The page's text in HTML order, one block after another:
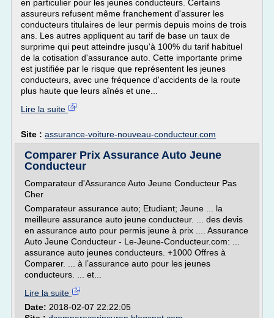
en particulier pour les jeunes conducteurs. Certains
assureurs refusent même franchement d'assurer les
conducteurs titulaires de leur permis depuis moins de trois
ans. Les autres appliquent au tarif de base un taux de
surprime qui peut atteindre jusqu'à 100% du tarif habituel
de la cotisation d'assurance auto. Cette importante prime
est justifiée par le risque que représentent les jeunes
conducteurs, avec une fréquence d'accidents de la route
plus haute que leurs aînés et une...
Lire la suite
Site : assurance-voiture-nouveau-conducteur.com
Comparer Prix Assurance Auto Jeune
Conducteur
Comparateur d'Assurance Auto Jeune Conducteur Pas
Cher
Comparateur assurance auto; Etudiant; Jeune ... la
meilleure assurance auto jeune conducteur. ... des devis
en assurance auto pour permis jeune à prix .... Assurance
Auto Jeune Conducteur - Le-Jeune-Conducteur.com: ...
assurance auto jeunes conducteurs. +1000 Offres à
Comparer. ... à l’assurance auto pour les jeunes
conducteurs. ... et...
Lire la suite
Date: 2018-02-07 22:22:05